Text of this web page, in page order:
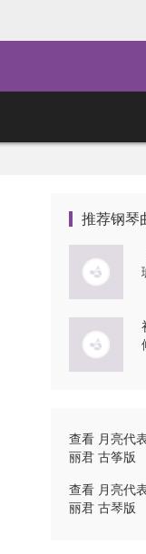
推荐钢琴
查看 月亮代
丽君 古筝版
查看 月亮代
丽君 古琴版